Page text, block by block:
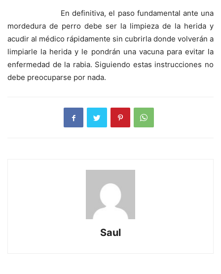
En definitiva, el paso fundamental ante una
mordedura de perro debe ser la limpieza de la herida y
acudir al médico rápidamente sin cubrirla donde volverán a
limpiarle la herida y le pondrán una vacuna para evitar la
enfermedad de la rabia. Siguiendo estas instrucciones no
debe preocuparse por nada.
Saul